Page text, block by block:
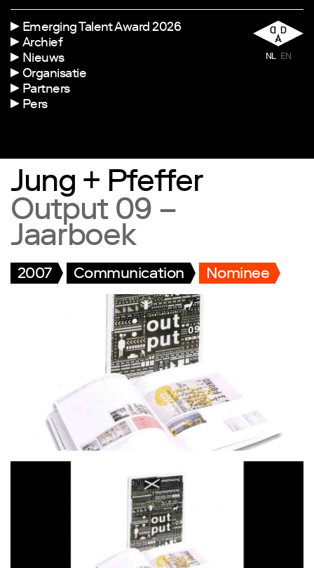
Emerging Talent Award 2026
Archief
Nieuws
Organisatie
Partners
Pers
NL EN
Jung + Pfeffer
Output 09 –
Jaarboek
2007 Communication Nominee